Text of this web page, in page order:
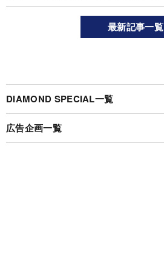
最新記事一覧
DIAMOND SPECIAL一覧
広告企画一覧